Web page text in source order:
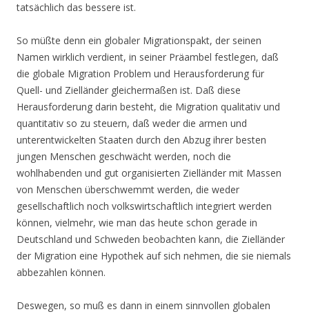
tatsächlich das bessere ist.
So müßte denn ein globaler Migrationspakt, der seinen
Namen wirklich verdient, in seiner Präambel festlegen, daß
die globale Migration Problem und Herausforderung für
Quell- und Zielländer gleichermaßen ist. Daß diese
Herausforderung darin besteht, die Migration qualitativ und
quantitativ so zu steuern, daß weder die armen und
unterentwickelten Staaten durch den Abzug ihrer besten
jungen Menschen geschwächt werden, noch die
wohlhabenden und gut organisierten Zielländer mit Massen
von Menschen überschwemmt werden, die weder
gesellschaftlich noch volkswirtschaftlich integriert werden
können, vielmehr, wie man das heute schon gerade in
Deutschland und Schweden beobachten kann, die Zielländer
der Migration eine Hypothek auf sich nehmen, die sie niemals
abbezahlen können.
Deswegen, so muß es dann in einem sinnvollen globalen